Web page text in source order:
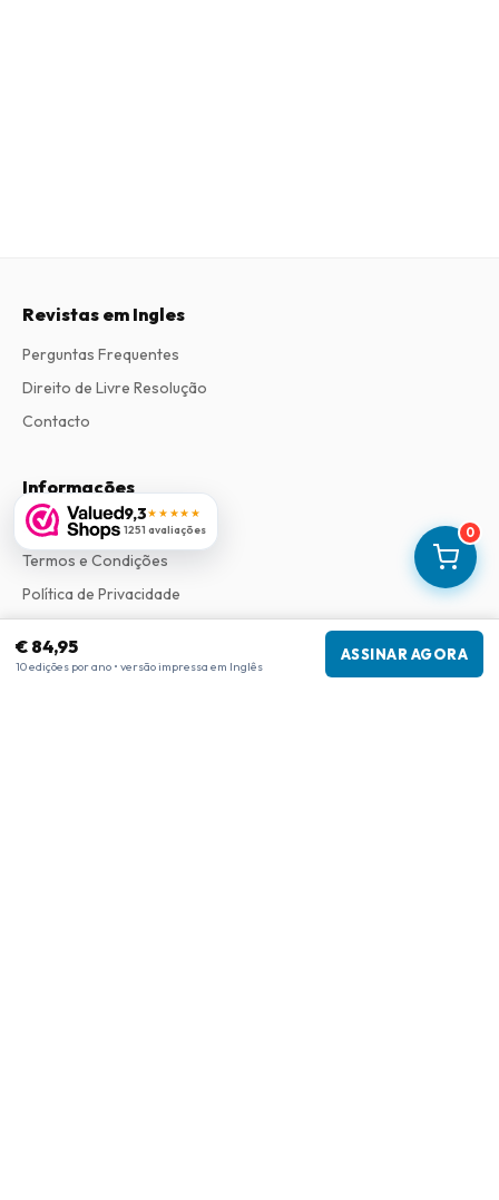
0
€ 84,95
10 edições por ano • versão impressa em Inglês
ASSINAR AGORA
9,3★★★★★
1251 avaliações
Revistas em Ingles
Perguntas Frequentes
Direito de Livre Resolução
Contacto
Informações
Sobre Nós
Termos e Condições
Política de Privacidade